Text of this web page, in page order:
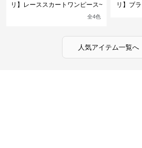
リ】レーススカートワンピース~
全4色
リ】ブ
人気アイテム一覧へ